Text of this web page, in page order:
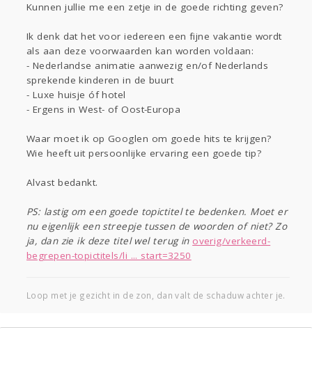
Kunnen jullie me een zetje in de goede richting geven?
Ik denk dat het voor iedereen een fijne vakantie wordt
als aan deze voorwaarden kan worden voldaan:
- Nederlandse animatie aanwezig en/of Nederlands
sprekende kinderen in de buurt
- Luxe huisje óf hotel
- Ergens in West- of Oost-Europa
Waar moet ik op Googlen om goede hits te krijgen?
Wie heeft uit persoonlijke ervaring een goede tip?
Alvast bedankt.
PS: lastig om een goede topictitel te bedenken. Moet er
nu eigenlijk een streepje tussen de woorden of niet? Zo
ja, dan zie ik deze titel wel terug in overig/verkeerd-
begrepen-topictitels/li ... start=3250
Loop met je gezicht in de zon, dan valt de schaduw achter je.